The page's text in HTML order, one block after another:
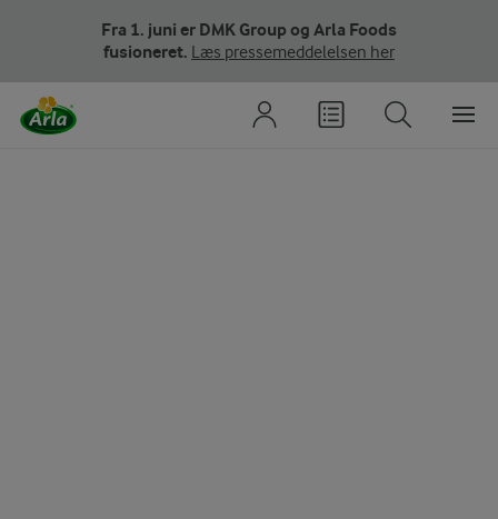
Fra 1. juni er DMK Group og Arla Foods
fusioneret. Læs pressemeddelelsen her